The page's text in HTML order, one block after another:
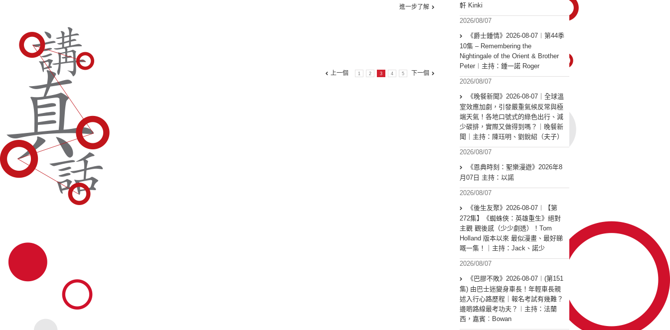
進一步了解
上一個 1 2 3 4 5 下一個
軒 Kinki
2026/08/07
《爵士鍾情》2026-08-07︱第44季
10集 – Remembering the
Nightingale of the Orient & Brother
Peter︱主持：鍾一諾 Roger
2026/08/07
《晚餐新聞》2026-08-07｜全球溫
室效應加劇，引發嚴重氣候反常與極
端天氣！各地口號式的綠色出行、減
少碳排，實際又做得到嗎？｜晚餐新
聞｜主持：陳珏明、劉銳紹（夫子）
2026/08/07
《恩典時刻：聖樂漫遊》2026年8
月07日 主持：以諾
2026/08/07
《後生友聚》2026-08-07︱【第
272集】《蜘蛛俠：英雄重生》絕對
主觀 觀後感（少少劇透）！Tom
Holland 版本以來 最似漫畫、最好睇
嘅一集！｜主持：Jack、諾少
2026/08/07
《巴膠不敗》2026-08-07︱(第151
集) 由巴士迷變身車長！年輕車長親
述入行心路歷程｜報名考試有幾難？
邊啲路線最考功夫？︱主持：法蘭
西，嘉賓︰Bowan